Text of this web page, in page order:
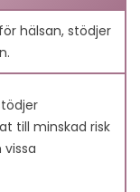
D3- och K2-
D3 från sol
hälsan, stödjer
till minskad risk